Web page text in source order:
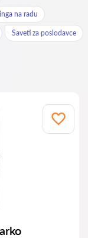
na radu
Saveti za poslodavce